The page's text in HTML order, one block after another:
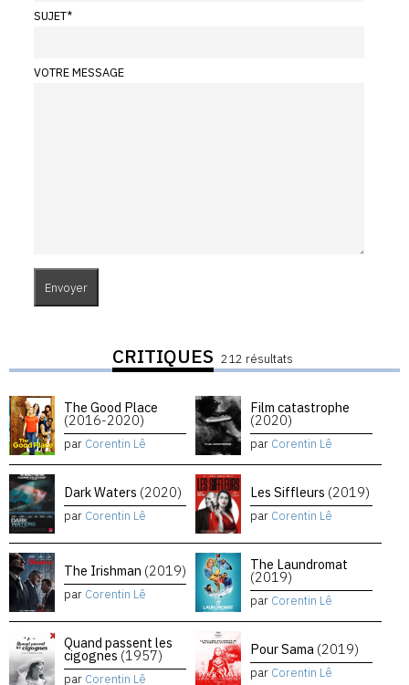
SUJET*
VOTRE MESSAGE
CRITIQUES 212 résultats
The Good Place
(2016-2020)
par Corentin Lê
Film catastrophe
(2020)
par Corentin Lê
Dark Waters (2020)
par Corentin Lê
Les Siffleurs (2019)
par Corentin Lê
The Irishman (2019)
par Corentin Lê
The Laundromat
(2019)
par Corentin Lê
Quand passent les
cigognes (1957)
par Corentin Lê
Pour Sama (2019)
par Corentin Lê